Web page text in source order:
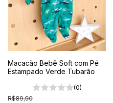
Macacão Bebê Soft com Pé
Estampado Verde Tubarão
(0)
R$89,90